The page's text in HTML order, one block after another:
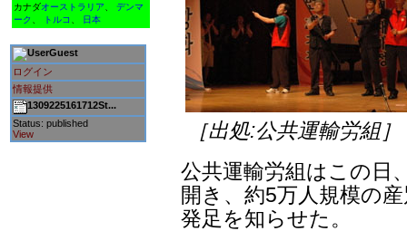
カナダオーストラリア
デンマ
ーク
トルコ 日本
Guest
ログイン
情報提供
1309225161712St...
Status: published
View
［出処:公共運輸労組］
公共運輸労組はこの日
開き、約5万人規模の
発足を知らせた。